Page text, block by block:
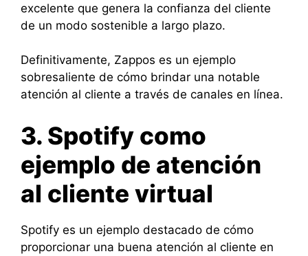
excelente que genera la confianza del cliente
de un modo sostenible a largo plazo.
Definitivamente, Zappos es un ejemplo
sobresaliente de cómo brindar una notable
atención al cliente a través de canales en línea.
3. Spotify como
ejemplo de atención
al cliente virtual
Spotify es un ejemplo destacado de cómo
proporcionar una buena atención al cliente en